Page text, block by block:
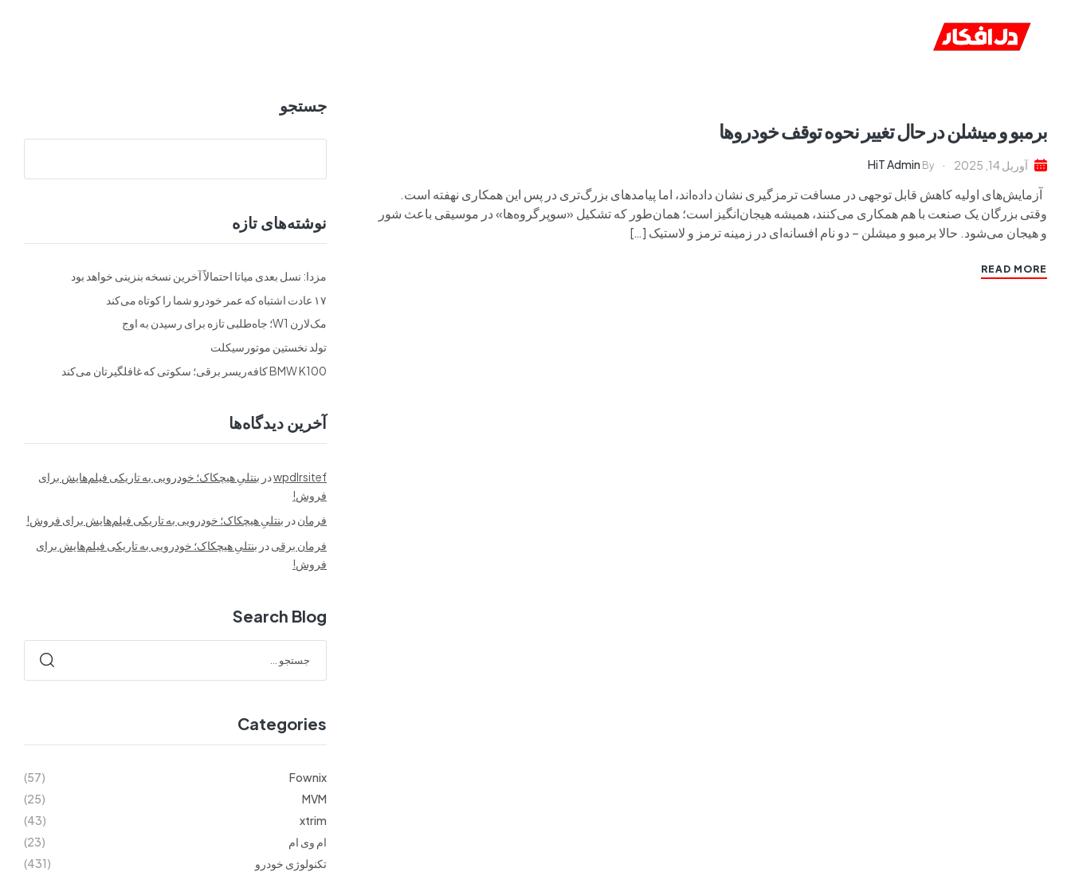
برمبو و میشلن در حال تغییر نحوه توقف خودروها
آوریل 14, 2025 By
HiT Admin
آزمایش‌های اولیه کاهش قابل توجهی در مسافت ترمزگیری نشان داده‌اند، اما پیامدهای بزرگ‌تری در پس این همکاری نهفته است.
وقتی بزرگان یک صنعت با هم همکاری می‌کنند، همیشه هیجان‌انگیز است؛ همان‌طور که تشکیل «سوپرگروه‌ها» در موسیقی باعث شور
و هیجان می‌شود. حالا برمبو و میشلن – دو نام افسانه‌ای در زمینه ترمز و لاستیک […]
READ MORE
جستجو
نوشته‌های تازه
مزدا: نسل بعدی میاتا احتمالاً آخرین نسخه بنزینی خواهد بود
۱۷ عادت اشتباه که عمر خودرو شما را کوتاه می‌کند
مک‌لارن W1؛ جاه‌طلبی تازه برای رسیدن به اوج
تولد نخستین موتورسیکلت
BMW K100 کافه‌ریسر برقی؛ سکوتی که غافلگیرتان می‌کند
آخرین دیدگاه‌ها
wpdlrsitefدر بنتلیِ هیچکاک؛ خودرویی به تاریکی فیلم‌هایش برای
فروش!
فرماندر بنتلیِ هیچکاک؛ خودرویی به تاریکی فیلم‌هایش برای فروش!
فرمان برقیدر بنتلیِ هیچکاک؛ خودرویی به تاریکی فیلم‌هایش برای
فروش!
Search Blog
Categories
Fownix
(57)
MVM
(25)
xtrim
(43)
ام وی ام
(23)
تکنولوژی خودرو
(431)